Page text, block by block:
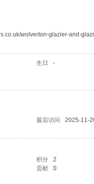
wolverton-glazier-and-
生日 -
最后访问
2025-11-
积分
2
贡献 0